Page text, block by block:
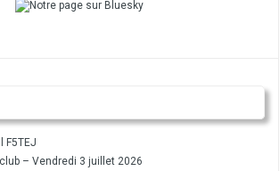
F5TEJ
– Vendredi 3 juillet 2026